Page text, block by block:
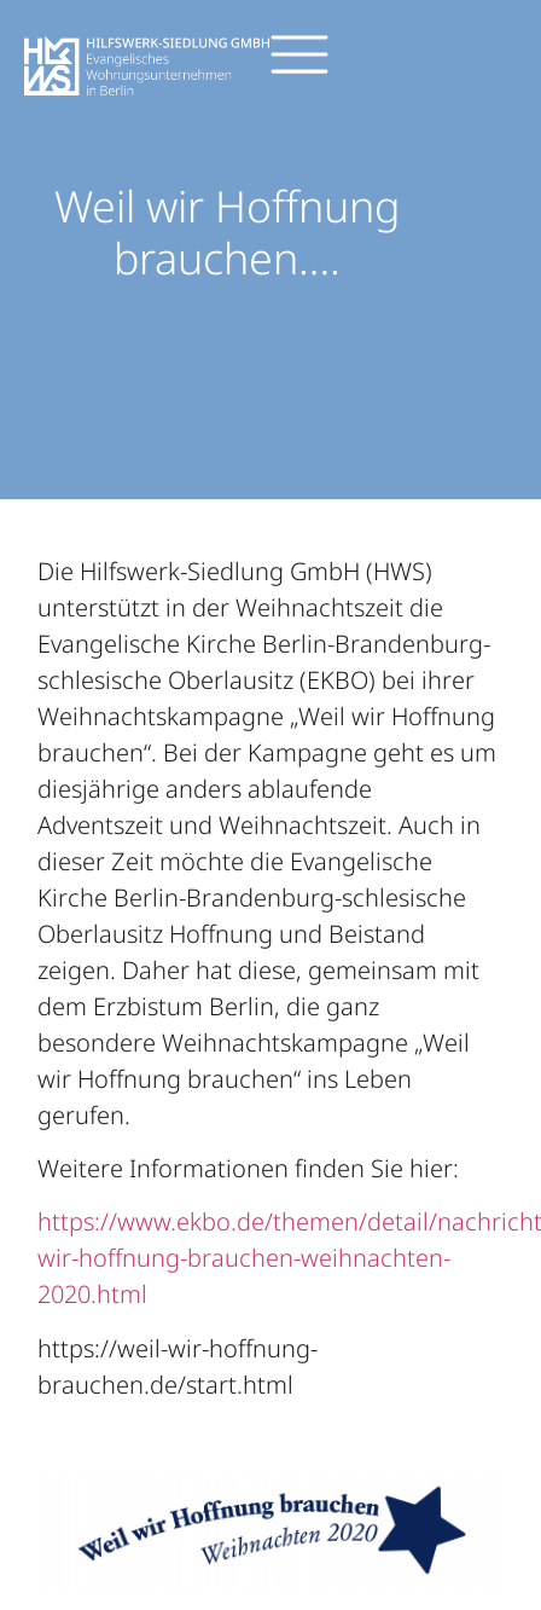
Weil wir Hoffnung
brauchen….
Die Hilfswerk-Siedlung GmbH (HWS)
unterstützt in der Weihnachtszeit die
Evangelische Kirche Berlin-Brandenburg-
schlesische Oberlausitz (EKBO) bei ihrer
Weihnachtskampagne „Weil wir Hoffnung
brauchen“. Bei der Kampagne geht es um
diesjährige anders ablaufende
Adventszeit und Weihnachtszeit. Auch in
dieser Zeit möchte die Evangelische
Kirche Berlin-Brandenburg-schlesische
Oberlausitz Hoffnung und Beistand
zeigen. Daher hat diese, gemeinsam mit
dem Erzbistum Berlin, die ganz
besondere Weihnachtskampagne „Weil
wir Hoffnung brauchen“ ins Leben
gerufen.
Weitere Informationen finden Sie hier:
https://www.ekbo.de/themen/detail/
wir-hoffnung-brauchen-weihnachten-
2020.html
https://weil-wir-hoffnung-
brauchen.de/start.html